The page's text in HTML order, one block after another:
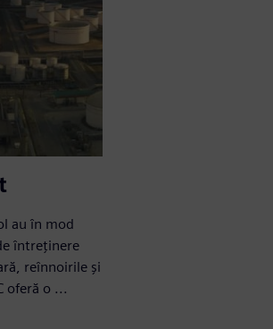
au în mod
întreținere
reînnoirile și
oferă o ...